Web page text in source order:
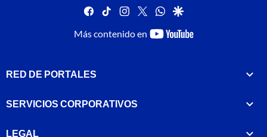
facebook
tiktok instagram
twitterwhatsapp
google
Más contenido en
youtube-
RED DE PORTALES
SERVICIOS CORPORATIVOS
LEGAL